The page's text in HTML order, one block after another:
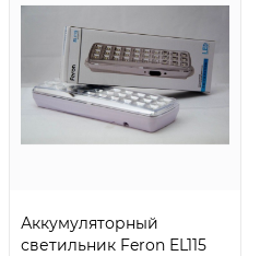
Аккумуляторный
светильник Feron EL115